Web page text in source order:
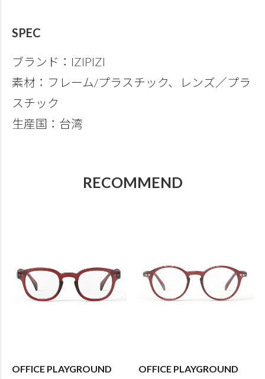
SPEC
ブランド：IZIPIZI
素材：フレーム/プラスチック、レンズ／プラ
スチック
生産国：台湾
RECOMMEND
OFFICE PLAYGROUND
OFFICE PLAYGROUND